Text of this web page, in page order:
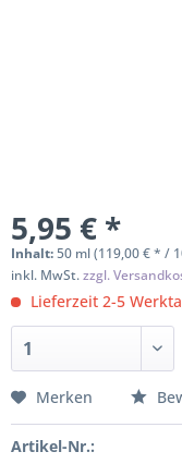
5,95 € *
Inhalt:50 ml (119,00 € * /
inkl. MwSt.zzgl.
Lieferzeit 2-5
Merken
Artikel-Nr.: